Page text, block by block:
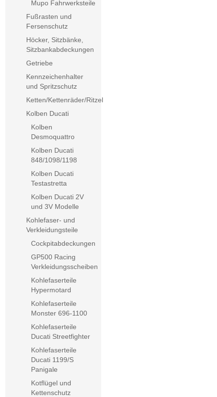
Mupo Fahrwerksteile
Fußrasten und
Fersenschutz
Höcker, Sitzbänke,
Sitzbankabdeckungen
Getriebe
Kennzeichenhalter
und Spritzschutz
Ketten/Kettenräder/Ritzel
Kolben Ducati
Kolben
Desmoquattro
Kolben Ducati
848/1098/1198
Kolben Ducati
Testastretta
Kolben Ducati 2V
und 3V Modelle
Kohlefaser- und
Verkleidungsteile
Cockpitabdeckungen
GP500 Racing
Verkleidungsscheiben
Kohlefaserteile
Hypermotard
Kohlefaserteile
Monster 696-1100
Kohlefaserteile
Ducati Streetfighter
Kohlefaserteile
Ducati 1199/S
Panigale
Kotflügel und
Kettenschutz